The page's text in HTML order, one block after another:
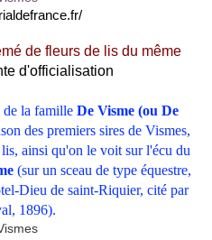
de fleurs de lis du même
d'officialisation
de la famille De Visme (ou De
des premiers sires de Vismes,
ainsi qu'on le voit sur l'écu du
(sur un sceau de type équestre,
Dieu de saint-Riquier, cité par
1896).